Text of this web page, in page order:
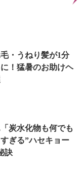
毛・うねり髪が1分
！猛暑のお助けヘ
炭水化物も何でも
ぎる”ハセキョー
訣